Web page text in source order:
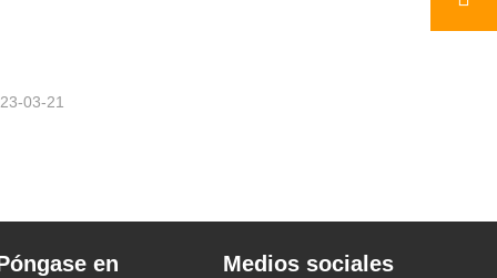
03-21
en
Medios sociales